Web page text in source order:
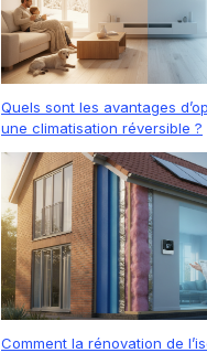
Quels sont les avantages
une climatisation réversible ?
Comment la rénovation de